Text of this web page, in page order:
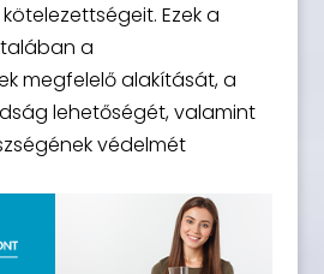
Ezek a
a
megfelelő alakítását, a
lehetőségét, valamint
védelmét